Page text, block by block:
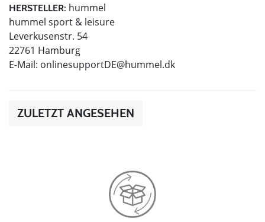
HERSTELLER: hummel
hummel sport & leisure
Leverkusenstr. 54
22761 Hamburg
E-Mail: onlinesupportDE@hummel.dk
ZULETZT ANGESEHEN